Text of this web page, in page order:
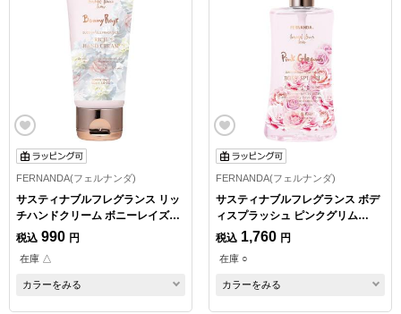
FERNANDA(フェルナンダ)
サスティナブルフレグランス リッ
チハンドクリーム ボニーレイズ
50g
税込 990 円
在庫 △
カラーをみる
FERNANDA(フェルナンダ)
サスティナブルフレグランス ボデ
ィスプラッシュ ピンクグリム
95ml
税込 1,760 円
在庫 ○
カラーをみる